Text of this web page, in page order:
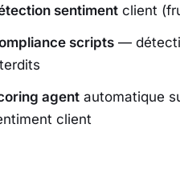
sentiment client
scripts —
agent automatique
client